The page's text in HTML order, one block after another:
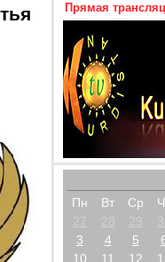
Прямая
Пн Вт Ср
27
28 29
3
4 5
10
11 12